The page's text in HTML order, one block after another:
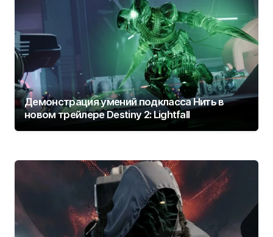
Демонстрация умений подкласса Нить в
новом трейлере Destiny 2: Lightfall